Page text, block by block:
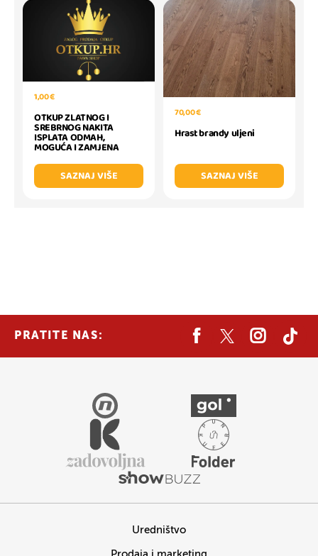
1,00 €
OTKUP ZLATNOG I
SREBRNOG NAKITA
ISPLATA ODMAH,
MOGUĆA I ZAMJENA
SAZNAJ VIŠE
70,00 €
Hrast brandy uljeni
SAZNAJ VIŠE
PRATITE NAS:
Uredništvo